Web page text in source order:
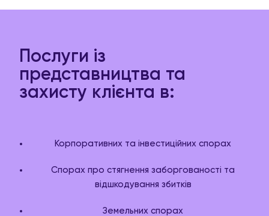
Послуги із
представництва та
захисту клієнта в:
Корпоративних та інвестиційних спорах
Спорах про стягнення заборгованості та
відшкодування збитків
Земельних спорах